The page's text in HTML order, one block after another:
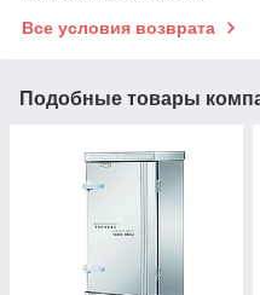
Все условия возврата
Подобные товары